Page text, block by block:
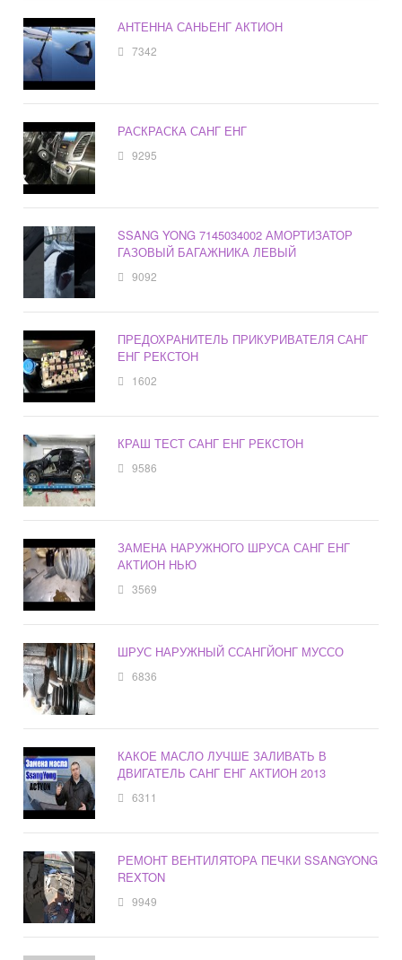
АНТЕННА САНЬЕНГ АКТИОН
7342
РАСКРАСКА САНГ ЕНГ
9295
SSANG YONG 7145034002 АМОРТИЗАТОР
ГАЗОВЫЙ БАГАЖНИКА ЛЕВЫЙ
9092
ПРЕДОХРАНИТЕЛЬ ПРИКУРИВАТЕЛЯ САНГ
ЕНГ РЕКСТОН
1602
КРАШ ТЕСТ САНГ ЕНГ РЕКСТОН
9586
ЗАМЕНА НАРУЖНОГО ШРУСА САНГ ЕНГ
АКТИОН НЬЮ
3569
ШРУС НАРУЖНЫЙ ССАНГЙОНГ МУССО
6836
КАКОЕ МАСЛО ЛУЧШЕ ЗАЛИВАТЬ В
ДВИГАТЕЛЬ САНГ ЕНГ АКТИОН 2013
6311
РЕМОНТ ВЕНТИЛЯТОРА ПЕЧКИ SSANGYONG
REXTON
9949